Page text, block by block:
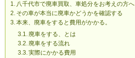
八千代市で廃車買取、車処分をお考えの方へ
その車が本当に廃車かどうかを確認する
本来、廃車をすると費用がかかる。
廃車をする、とは
廃車をする流れ
実際にかかる費用